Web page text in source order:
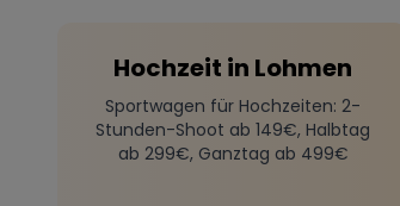
Hochzeit in Lohmen
Sportwagen für Hochzeiten: 2-
Stunden-Shoot ab 149€, Halbtag
ab 299€, Ganztag ab 499€